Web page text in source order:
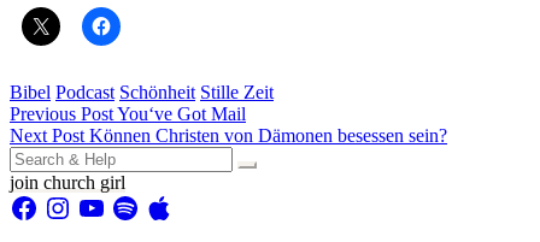
Bibel Podcast Schönheit Stille Zeit
Beitragsnavigation
Previous PostYou‘ve Got Mail
Next Post Können Christen von Dämonen besessen sein?
Search
for:
join church girl
FacebookInstagram
YouTubeSpotifyApple